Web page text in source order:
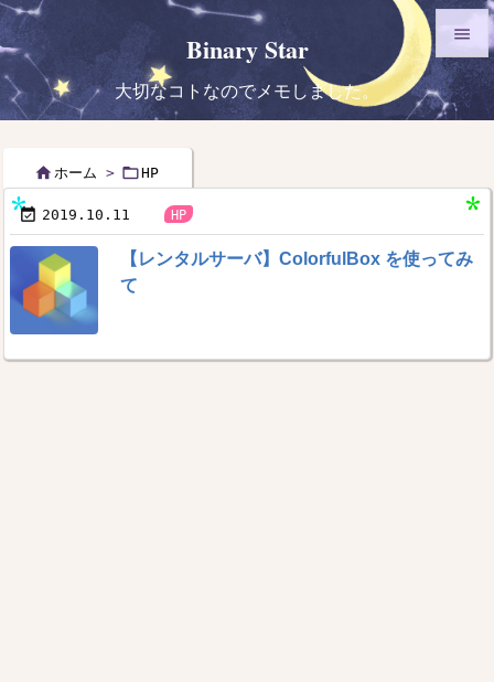
Binary Star
大切なコトなのでメモしました。


メニュ


 ホーム > HP
 2019.10.11 HP
【レンタルサーバ】ColorfulBox を使ってみ
て